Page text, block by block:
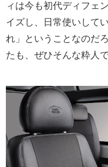
ィは今も初代ディフェ
イズし、日常使いして
れ」ということなのだ
たも、ぜひそんな粋人